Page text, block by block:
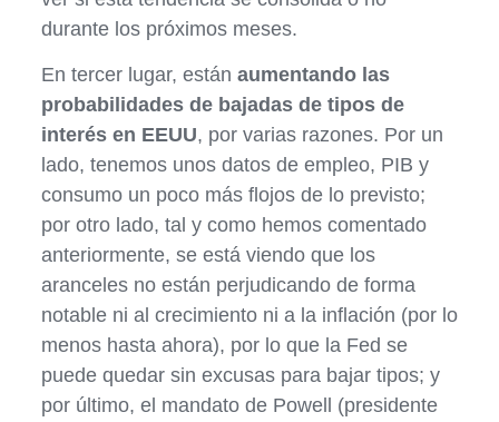
durante los próximos meses.
En tercer lugar, están aumentando las
probabilidades de bajadas de tipos de
interés en EEUU, por varias razones. Por un
lado, tenemos unos datos de empleo, PIB y
consumo un poco más flojos de lo previsto;
por otro lado, tal y como hemos comentado
anteriormente, se está viendo que los
aranceles no están perjudicando de forma
notable ni al crecimiento ni a la inflación (por lo
menos hasta ahora), por lo que la Fed se
puede quedar sin excusas para bajar tipos; y
por último, el mandato de Powell (presidente